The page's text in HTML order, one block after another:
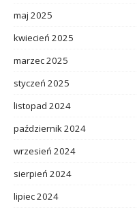
maj 2025
kwiecień 2025
marzec 2025
styczeń 2025
listopad 2024
październik 2024
wrzesień 2024
sierpień 2024
lipiec 2024